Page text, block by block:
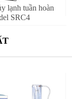
lạnh tuần hoàn
SRC4